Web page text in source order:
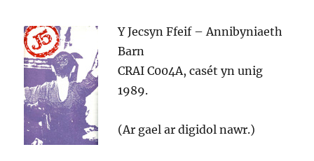
Y Jecsyn Ffeif – Annibyniaeth
Barn
CRAI C004A, casét yn unig
1989.
(Ar gael ar digidol nawr.)